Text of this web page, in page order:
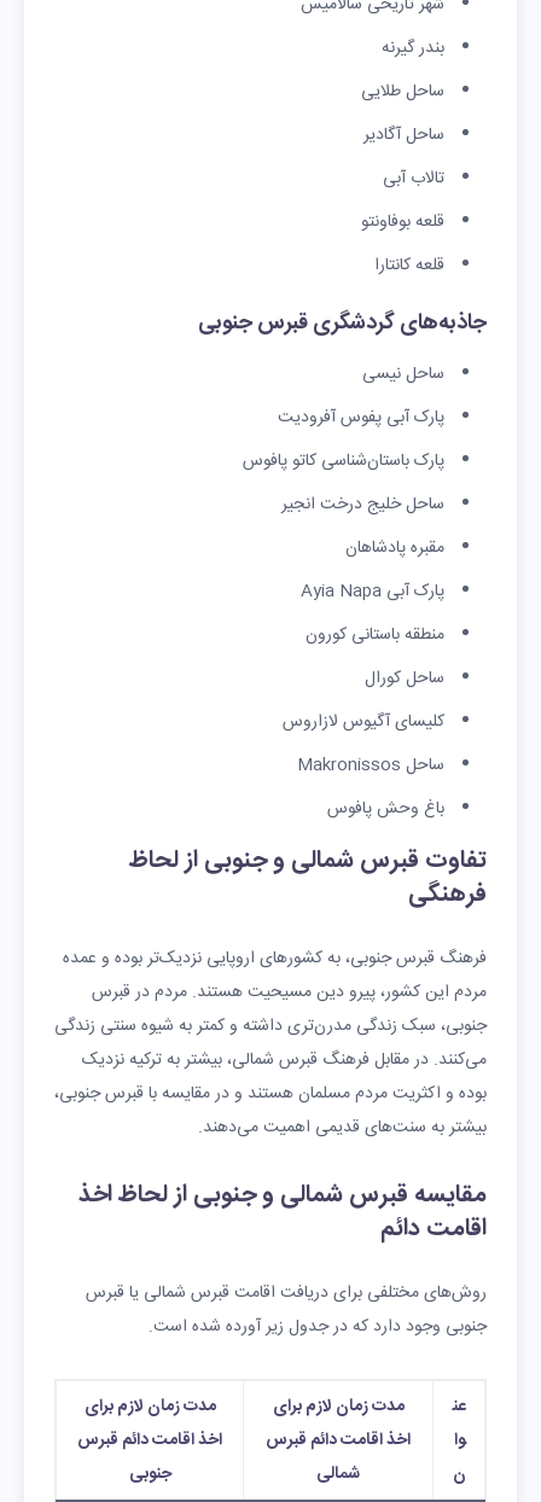
بندر گیرنه
ساحل طلایی
ساحل آگادیر
تالاب آبی
قلعه بوفاونتو
قلعه کانتارا
جاذبه‌های گردشگری قبرس جنوبی
ساحل نیسی
پارک آبی پفوس آفرودیت
پارک باستان‌شناسی کاتو پافوس
ساحل خلیج درخت انجیر
مقبره پادشاهان
پارک آبی Ayia Napa
منطقه باستانی کورون
ساحل کورال
کلیسای آگیوس لازاروس
ساحل Makronissos
باغ وحش پافوس
تفاوت قبرس شمالی و جنوبی از لحاظ
فرهنگی
فرهنگ قبرس جنوبی، به کشورهای اروپایی نزدیک‌تر بوده و عمده
مردم این کشور، پیرو دین مسیحیت هستند‌‌. مردم در قبرس
جنوبی، سبک زندگی مدرن‌تری داشته و کمتر به شیوه سنتی زندگی
می‌کنند. در مقابل فرهنگ قبرس شمالی، بیشتر به ترکیه نزدیک
بوده و اکثریت مردم مسلمان هستند و در مقایسه با قبرس جنوبی،
بیشتر به سنت‌های قدیمی اهمیت می‌دهند.
مقایسه قبرس شمالی و جنوبی از لحاظ اخذ
اقامت دائم
روش‌های مختلفی برای دریافت اقامت قبرس شمالی یا قبرس
جنوبی وجود دارد که در جدول زیر آورده شده است.
عن
وا
ن
مدت زمان لازم برای
اخذ اقامت دائم قبرس
شمالی
مدت زمان لازم برای
اخذ اقامت دائم قبرس
جنوبی